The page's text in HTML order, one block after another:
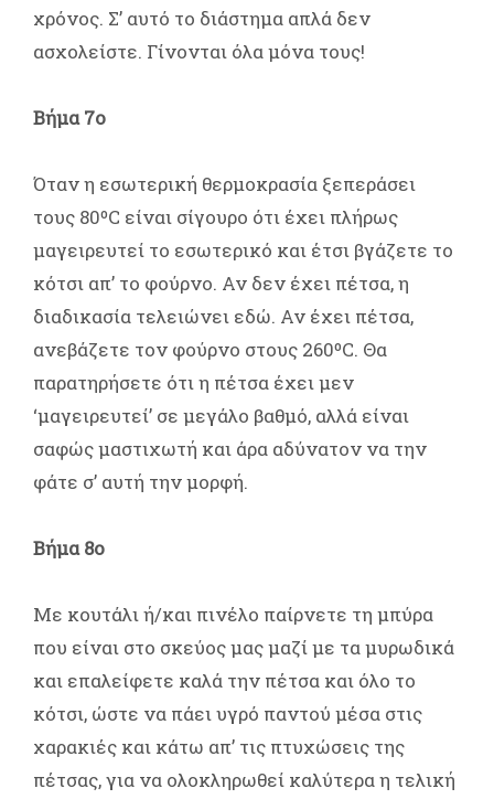
χρόνος. Σ’ αυτό το διάστημα απλά δεν
ασχολείστε. Γίνονται όλα μόνα τους!
Βήμα 7ο
Όταν η εσωτερική θερμοκρασία ξεπεράσει
τους 80ºC είναι σίγουρο ότι έχει πλήρως
μαγειρευτεί το εσωτερικό και έτσι βγάζετε το
κότσι απ’ το φούρνο. Αν δεν έχει πέτσα, η
διαδικασία τελειώνει εδώ. Αν έχει πέτσα,
ανεβάζετε τον φούρνο στους 260ºC. Θα
παρατηρήσετε ότι η πέτσα έχει μεν
‘μαγειρευτεί’ σε μεγάλο βαθμό, αλλά είναι
σαφώς μαστιχωτή και άρα αδύνατον να την
φάτε σ’ αυτή την μορφή.
Βήμα 8ο
Με κουτάλι ή/και πινέλο παίρνετε τη μπύρα
που είναι στο σκεύος μας μαζί με τα μυρωδικά
και επαλείφετε καλά την πέτσα και όλο το
κότσι, ώστε να πάει υγρό παντού μέσα στις
χαρακιές και κάτω απ’ τις πτυχώσεις της
πέτσας, για να ολοκληρωθεί καλύτερα η τελική